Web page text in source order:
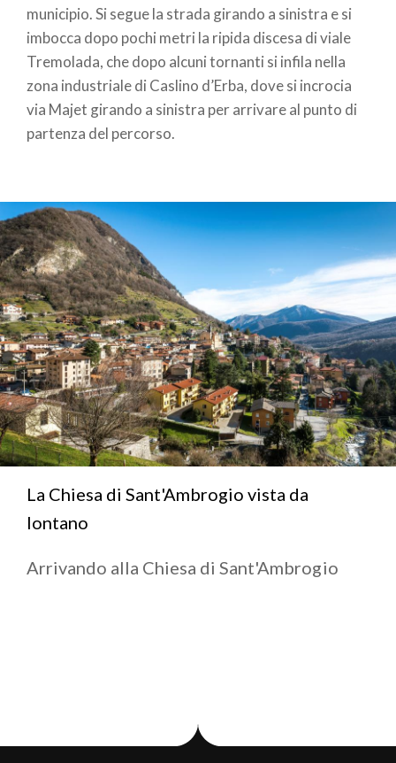
municipio. Si segue la strada girando a sinistra e si
imbocca dopo pochi metri la ripida discesa di viale
Tremolada, che dopo alcuni tornanti si infila nella
zona industriale di Caslino d’Erba, dove si incrocia
via Majet girando a sinistra per arrivare al punto di
partenza del percorso.
La Chiesa di Sant'Ambrogio vista da
lontano
Arrivando alla Chiesa di Sant'Ambrogio